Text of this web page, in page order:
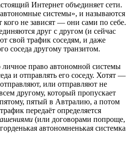
Интернет объединяет сети.
системы», и называются
кого не зависят — они сами по себе.
друг с другом (и сейчас
свой трафик соседям, и даже
соседа другому транзитом.
право автономной системы
и отправлять его соседу. Хотят —
или отправляют не
другому, который пропускает
пятый в Автралию, а потом
передаёт определяется
(или договорами попроще,
автономненькая системка